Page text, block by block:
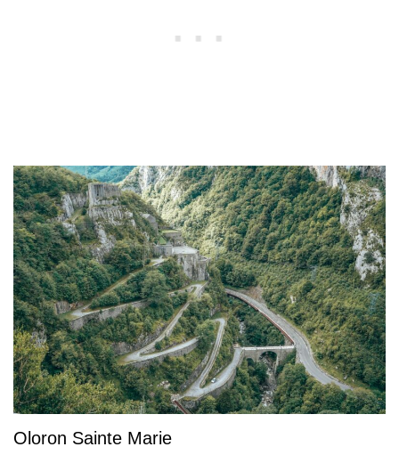
Oloron Sainte Marie